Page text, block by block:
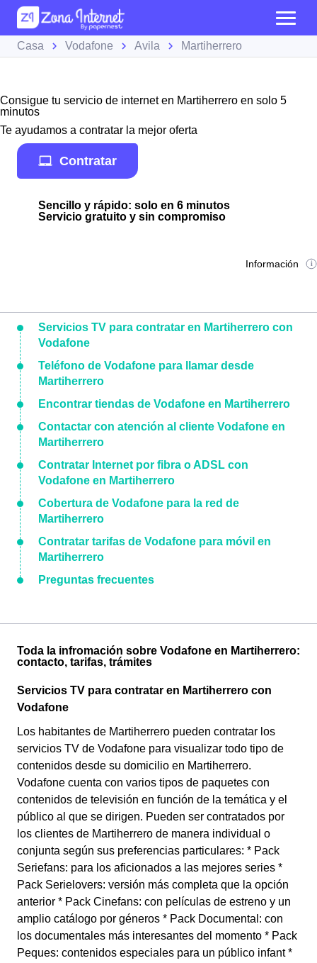
Casa Vodafone Avila Martiherrero
Consigue tu servicio de internet en Martiherrero en solo 5
minutos
Te ayudamos a contratar la mejor oferta
Contratar
Sencillo y rápido: solo en 6 minutos
Servicio gratuito y sin compromiso
Información
Servicios TV para contratar en Martiherrero con
Vodafone
Teléfono de Vodafone para llamar desde
Martiherrero
Encontrar tiendas de Vodafone en Martiherrero
Contactar con atención al cliente Vodafone en
Martiherrero
Contratar Internet por fibra o ADSL con
Vodafone en Martiherrero
Cobertura de Vodafone para la red de
Martiherrero
Contratar tarifas de Vodafone para móvil en
Martiherrero
Preguntas frecuentes
Toda la infromación sobre Vodafone en Martiherrero:
contacto, tarifas, trámites
Servicios TV para contratar en Martiherrero con
Vodafone
Los habitantes de Martiherrero pueden contratar los
servicios TV de Vodafone para visualizar todo tipo de
contenidos desde su domicilio en Martiherrero.
Vodafone cuenta con varios tipos de paquetes con
contenidos de televisión en función de la temática y el
público al que se dirigen. Pueden ser contratados por
los clientes de Martiherrero de manera individual o
conjunta según sus preferencias particulares: * Pack
Seriefans: para los aficionados a las mejores series *
Pack Serielovers: versión más completa que la opción
anterior * Pack Cinefans: con películas de estreno y un
amplio catálogo por géneros * Pack Documental: con
los documentales más interesantes del momento * Pack
Peques: contenidos especiales para un público infant *